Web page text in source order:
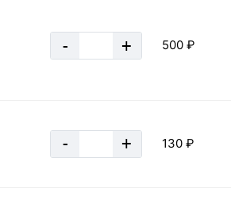
- + 500 ₽
- + 130 ₽
3 мм
Серебряный
за 1 метр